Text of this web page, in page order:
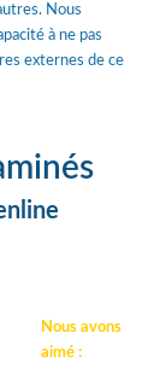
Nous
à ne pas
externes de ce
Nous avons
aimé :